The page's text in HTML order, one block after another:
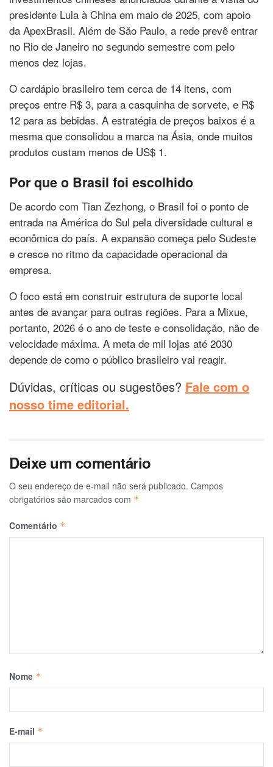
presidente Lula à China em maio de 2025, com apoio
da ApexBrasil. Além de São Paulo, a rede prevê entrar
no Rio de Janeiro no segundo semestre com pelo
menos dez lojas.
O cardápio brasileiro tem cerca de 14 itens, com
preços entre R$ 3, para a casquinha de sorvete, e R$
12 para as bebidas. A estratégia de preços baixos é a
mesma que consolidou a marca na Ásia, onde muitos
produtos custam menos de US$ 1.
Por que o Brasil foi escolhido
De acordo com Tian Zezhong, o Brasil foi o ponto de
entrada na América do Sul pela diversidade cultural e
econômica do país. A expansão começa pelo Sudeste
e cresce no ritmo da capacidade operacional da
empresa.
O foco está em construir estrutura de suporte local
antes de avançar para outras regiões. Para a Mixue,
portanto, 2026 é o ano de teste e consolidação, não de
velocidade máxima. A meta de mil lojas até 2030
depende de como o público brasileiro vai reagir.
Dúvidas, críticas ou sugestões? Fale com o
nosso time editorial.
Deixe um comentário
O seu endereço de e-mail não será publicado. Campos
obrigatórios são marcados com *
Comentário *
Nome *
E-mail *